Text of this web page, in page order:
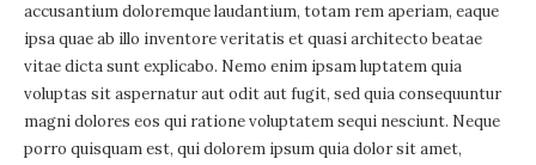
accusantium doloremque laudantium, totam rem aperiam, eaque
ipsa quae ab illo inventore veritatis et quasi architecto beatae
vitae dicta sunt explicabo. Nemo enim ipsam luptatem quia
voluptas sit aspernatur aut odit aut fugit, sed quia consequuntur
magni dolores eos qui ratione voluptatem sequi nesciunt. Neque
porro quisquam est, qui dolorem ipsum quia dolor sit amet,